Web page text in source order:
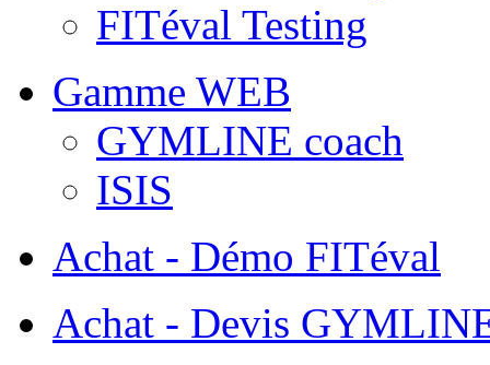
FITéval Testing
Gamme WEB
GYMLINE coach
ISIS
Achat - Démo FITéval
Achat - Devis